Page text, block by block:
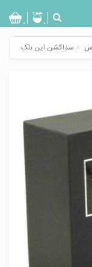
0 0
سداکشن این بلک